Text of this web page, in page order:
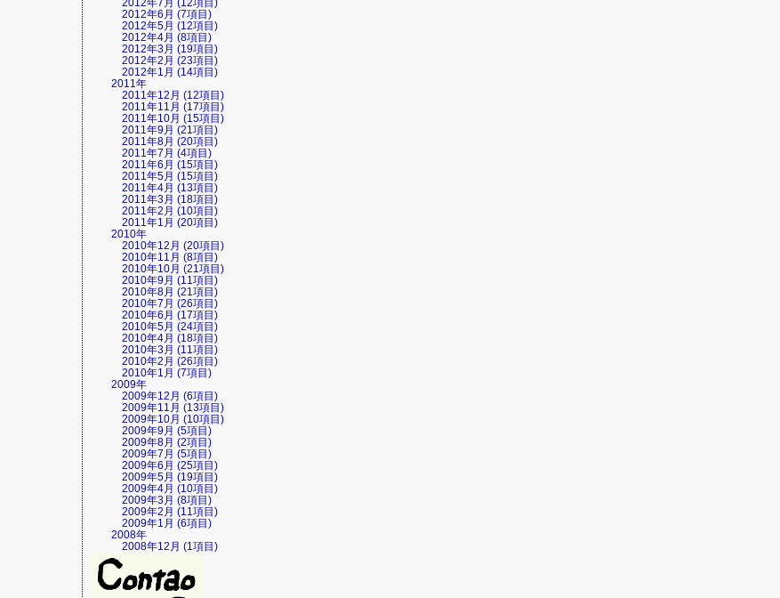
2012年7月 (12項目)
2012年6月 (7項目)
2012年5月 (12項目)
2012年4月 (8項目)
2012年3月 (19項目)
2012年2月 (23項目)
2012年1月 (14項目)
2011年
2011年12月 (12項目)
2011年11月 (17項目)
2011年10月 (15項目)
2011年9月 (21項目)
2011年8月 (20項目)
2011年7月 (4項目)
2011年6月 (15項目)
2011年5月 (15項目)
2011年4月 (13項目)
2011年3月 (18項目)
2011年2月 (10項目)
2011年1月 (20項目)
2010年
2010年12月 (20項目)
2010年11月 (8項目)
2010年10月 (21項目)
2010年9月 (11項目)
2010年8月 (21項目)
2010年7月 (26項目)
2010年6月 (17項目)
2010年5月 (24項目)
2010年4月 (18項目)
2010年3月 (11項目)
2010年2月 (26項目)
2010年1月 (7項目)
2009年
2009年12月 (6項目)
2009年11月 (13項目)
2009年10月 (10項目)
2009年9月 (5項目)
2009年8月 (2項目)
2009年7月 (5項目)
2009年6月 (25項目)
2009年5月 (19項目)
2009年4月 (10項目)
2009年3月 (8項目)
2009年2月 (11項目)
2009年1月 (6項目)
2008年
2008年12月 (1項目)